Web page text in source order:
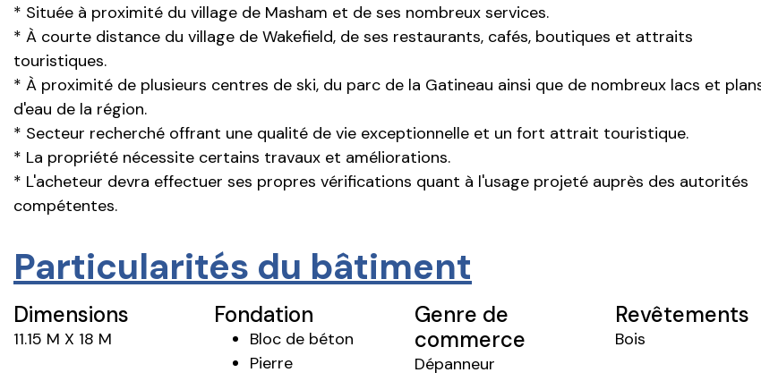
* Située à proximité du village de Masham et de ses nombreux services.
* À courte distance du village de Wakefield, de ses restaurants, cafés, boutiques et attraits
touristiques.
* À proximité de plusieurs centres de ski, du parc de la Gatineau ainsi que de nombreux lacs et
d'eau de la région.
* Secteur recherché offrant une qualité de vie exceptionnelle et un fort attrait touristique.
* La propriété nécessite certains travaux et améliorations.
* L'acheteur devra effectuer ses propres vérifications quant à l'usage projeté auprès des autorités
compétentes.
Particularités du bâtiment
Dimensions
11.15 M X 18 M
Fondation
Bloc de béton
Pierre
Genre de
commerce
Dépanneur
Revêtements
Bois